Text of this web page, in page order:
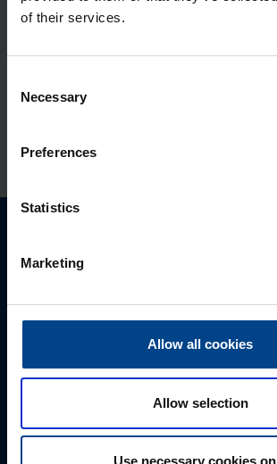
of their services.
Selection
Necessary
Preferences
Statistics
Marketing
Allow all cookies
Allow selection
Use necessary cookies
1250x800x300 mm,
Tootekood: FL130A
1250x800x300 mm,